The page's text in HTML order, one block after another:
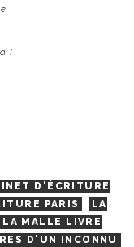
!
D'ÉCRITURE
PARIS
LA
LA MALLE LIVRE
D'UN INCONNU